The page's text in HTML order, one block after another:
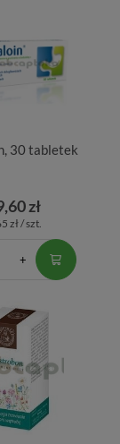
30 tabletek
zł
zł / szt.